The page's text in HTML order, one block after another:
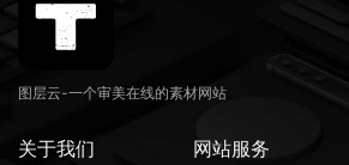
图层云-一个审美在线的素材网站
关于我们 网站服务